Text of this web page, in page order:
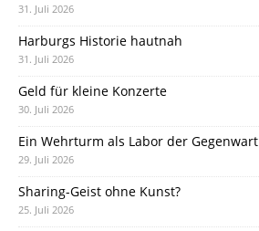
31. Juli 2026
Harburgs Historie hautnah
31. Juli 2026
Geld für kleine Konzerte
30. Juli 2026
Ein Wehrturm als Labor der Gegenwart
29. Juli 2026
Sharing-Geist ohne Kunst?
25. Juli 2026